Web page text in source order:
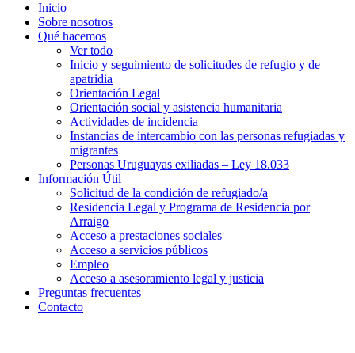
Inicio
Sobre nosotros
Qué hacemos
Ver todo
Inicio y seguimiento de solicitudes de refugio y de
apatridia
Orientación Legal
Orientación social y asistencia humanitaria
Actividades de incidencia
Instancias de intercambio con las personas refugiadas y
migrantes​
Personas Uruguayas exiliadas – Ley 18.033
Información Útil
Solicitud de la condición de refugiado/a
Residencia Legal y Programa de Residencia por
Arraigo
Acceso a prestaciones sociales
Acceso a servicios públicos
Empleo
Acceso a asesoramiento legal y justicia
Preguntas frecuentes
Contacto